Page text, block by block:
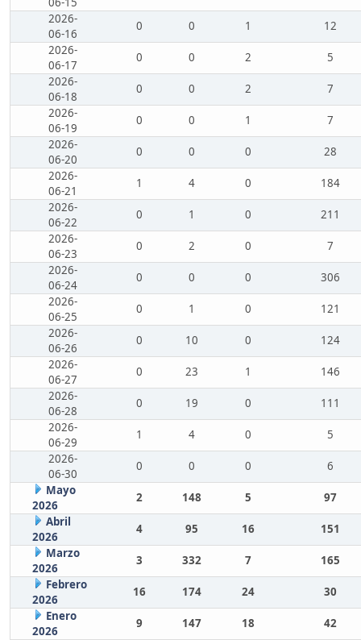
2026-
06-16
0 0 1
12
2026-
06-17
0 0 2
5
2026-
06-18
0 0 2
7
2026-
06-19
0 0 1
7
2026-
06-20
0 0 0
28
2026-
06-21
1 4 0
184
2026-
06-22
0 1 0
211
2026-
06-23
0 2 0
7
2026-
06-24
0 0 0
306
2026-
06-25
0 1 0
121
2026-
06-26
0 10 0
124
2026-
06-27
0 23 1
146
2026-
06-28
0 19 0
111
2026-
06-29
1 4 0
5
2026-
06-30
0 0 0
6
Mayo
2026
2 148 5
97
Abril
2026
4 95 16
151
Marzo
2026
3 332 7
165
Febrero
2026
16 174 24
30
Enero
2026
9 147 18
42